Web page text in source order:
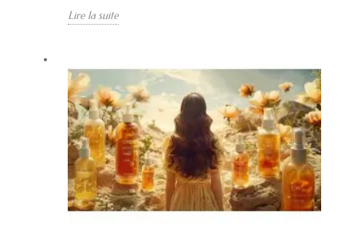
Lire la suite